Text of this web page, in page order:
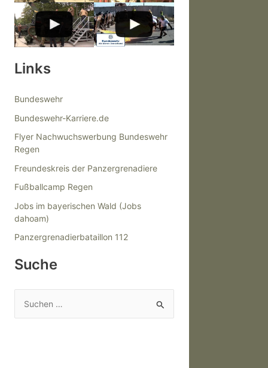
Links
Bundeswehr
Bundeswehr-Karriere.de
Flyer Nachwuchswerbung Bundeswehr
Regen
Freundeskreis der Panzergrenadiere
Fußballcamp Regen
Jobs im bayerischen Wald (Jobs
dahoam)
Panzergrenadierbataillon 112
Suche